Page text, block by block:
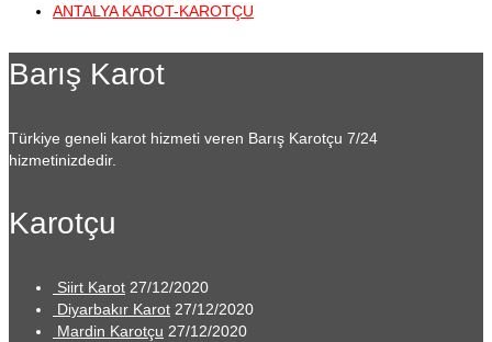
ANTALYA KAROT-KAROTÇU
Barış Karot
Türkiye geneli karot hizmeti veren Barış Karotçu 7/24
hizmetinizdedir.
Karotçu
Siirt Karot 27/12/2020
Diyarbakır Karot 27/12/2020
Mardin Karotçu 27/12/2020